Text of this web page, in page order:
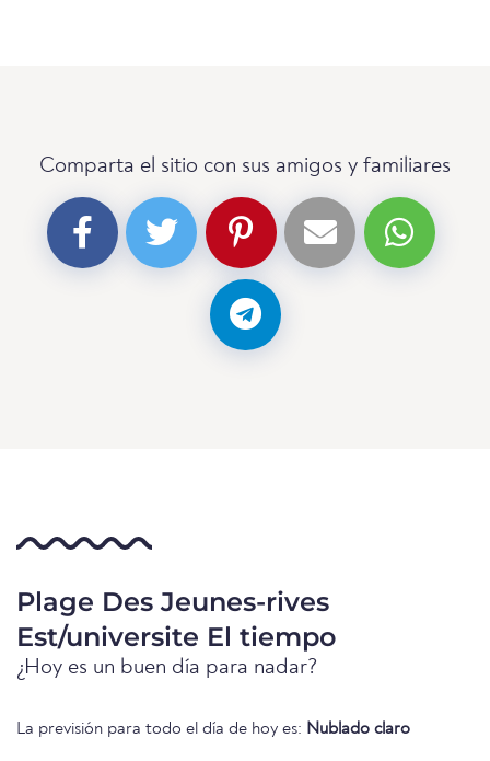
Comparta el sitio con sus amigos y familiares
Plage Des Jeunes-rives
Est/universite El tiempo
¿Hoy es un buen día para nadar?
La previsión para todo el día de hoy es: Nublado claro